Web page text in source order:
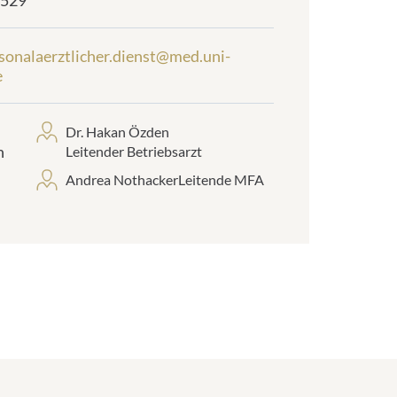
Dr. Hakan Özden
Leitender Betriebsarzt
Andrea NothackerLeitende MFA